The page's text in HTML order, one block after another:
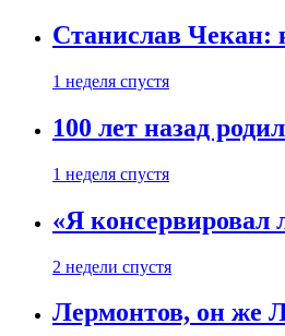
Станислав Чекан:
1 неделя спустя
100 лет назад
1 неделя спустя
«Я консервировал
2 недели спустя
Лермонтов, он же